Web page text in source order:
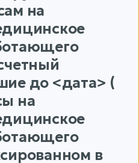
на
до <дата> (
на
в